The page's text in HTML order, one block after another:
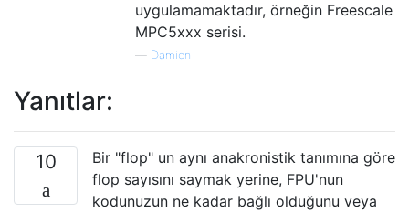
uygulamamaktadır, örneğin Freescale
MPC5xxx serisi.
— Damien
Yanıtlar:
10
Bir "flop" un aynı anakronistik tanımına göre
flop sayısını saymak yerine, FPU'nun
kodunuzun ne kadar bağlı olduğunu veya